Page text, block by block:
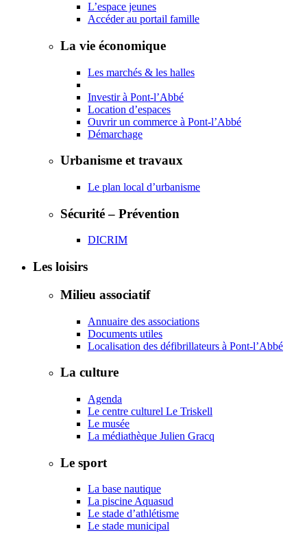
L’espace jeunes
Accéder au portail famille
La vie économique
Les marchés & les halles
Investir à Pont-l’Abbé
Location d’espaces
Ouvrir un commerce à Pont-l’Abbé
Démarchage
Urbanisme et travaux
Le plan local d’urbanisme
Sécurité – Prévention
DICRIM
Les loisirs
Milieu associatif
Annuaire des associations
Documents utiles
Localisation des défibrillateurs à Pont-l’Abbé
La culture
Agenda
Le centre culturel Le Triskell
Le musée
La médiathèque Julien Gracq
Le sport
La base nautique
La piscine Aquasud
Le stade d’athlétisme
Le stade municipal